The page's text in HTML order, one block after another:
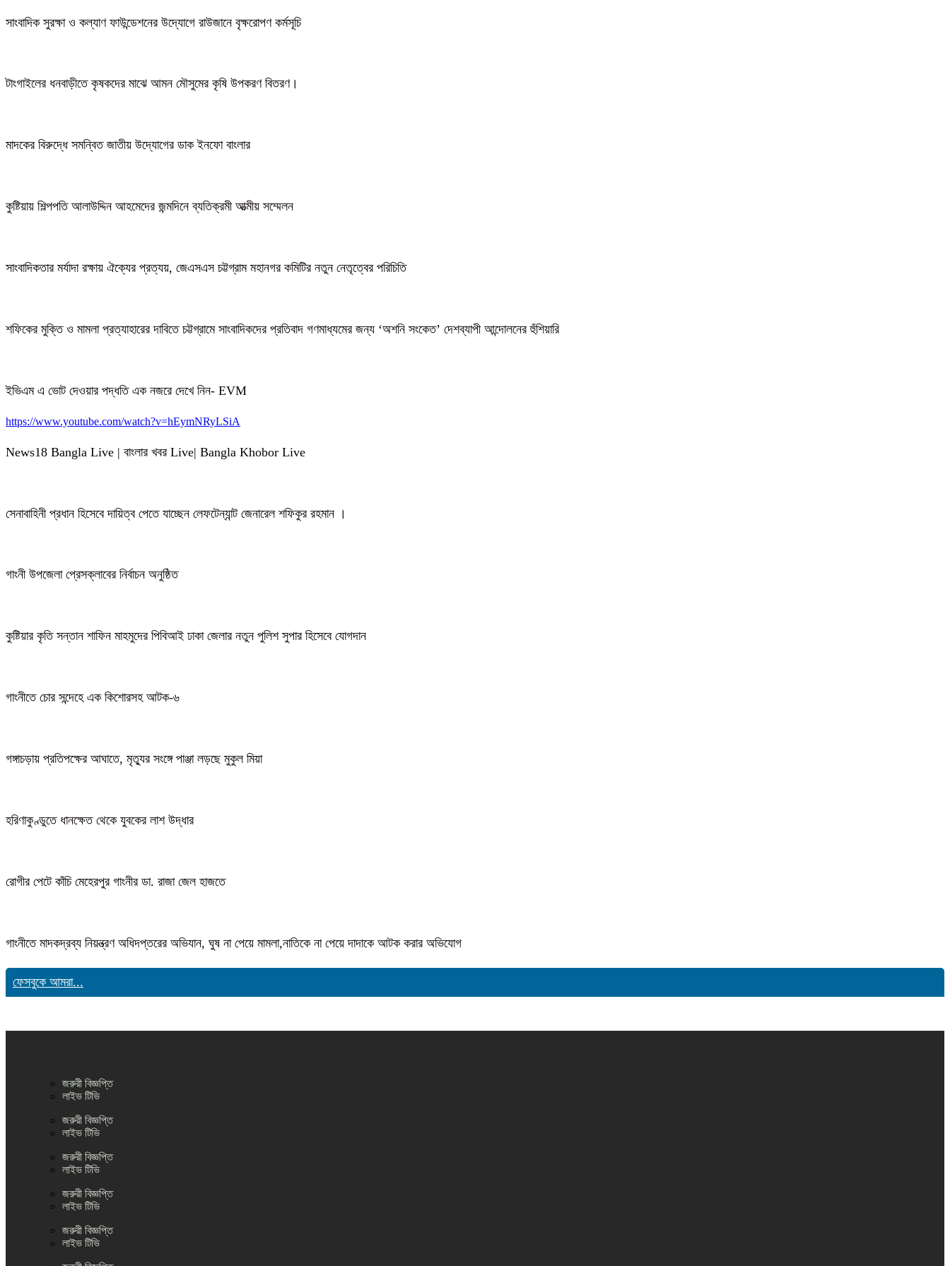
সাংবাদিক সুরক্ষা ও কল্যাণ ফাউন্ডেশনের উদ্যোগে রাউজানে বৃক্ষরোপণ কর্মসূচি
টাংগাইলের ধনবাড়ীতে কৃষকদের মাঝে আমন মৌসুমের কৃষি উপকরণ বিতরণ।
মাদকের বিরুদ্ধে সমন্বিত জাতীয় উদ্যোগের ডাক ইনফো বাংলার
কুষ্টিয়ায় শিল্পপতি আলাউদ্দিন আহমেদের জন্মদিনে ব্যতিক্রমী আত্মীয় সম্মেলন
সাংবাদিকতার মর্যাদা রক্ষায় ঐক্যের প্রত্যয়, জেএসএস চট্টগ্রাম মহানগর কমিটির নতুন নেতৃত্বের পরিচিতি
শফিকের মুক্তি ও মামলা প্রত্যাহারের দাবিতে চট্টগ্রামে সাংবাদিকদের প্রতিবাদ গণমাধ্যমের জন্য ‘অশনি সংকেত’ দেশব্যাপী আন্দোলনের হুঁশিয়ারি
ইভিএম এ ভোট দেওয়ার পদ্ধতি এক নজরে দেখে নিন- EVM
https://www.youtube.com/watch?v=hEymNRyLSiA
News18 Bangla Live | বাংলার খবর Live| Bangla Khobor Live
সেনাবাহিনী প্রধান হিসেবে দায়িত্ব পেতে যাচ্ছেন লেফটেন্যান্ট জেনারেল শফিকুর রহমান ।
গাংনী উপজেলা প্রেসক্লাবের নির্বাচন অনুষ্ঠিত
কুষ্টিয়ার কৃতি সন্তান শাফিন মাহমুদের পিবিআই ঢাকা জেলার নতুন পুলিশ সুপার হিসেবে যোগদান
গাংনীতে চোর সন্দেহে এক কিশোরসহ আটক-৬
গঙ্গাচড়ায় প্রতিপক্ষের আঘাতে, মৃত্যুর সংঙ্গে পাঞ্জা লড়ছে মুকুল মিয়া
হরিণাকুণ্ডুতে ধানক্ষেত থেকে যুবকের লাশ উদ্ধার
রোগীর পেটে কাঁচি মেহেরপুর গাংনীর ডা. রাজা জেল হাজতে
গাংনীতে মাদকদ্রব্য নিয়ন্ত্রণ অধিদপ্তরের অভিযান, ঘুষ না পেয়ে মামলা,নাতিকে না পেয়ে দাদাকে আটক করার অভিযোগ
ফেসবুকে আমরা...
জরুরী বিজ্ঞপ্তি
লাইভ টিভি
জরুরী বিজ্ঞপ্তি
লাইভ টিভি
জরুরী বিজ্ঞপ্তি
লাইভ টিভি
জরুরী বিজ্ঞপ্তি
লাইভ টিভি
জরুরী বিজ্ঞপ্তি
লাইভ টিভি